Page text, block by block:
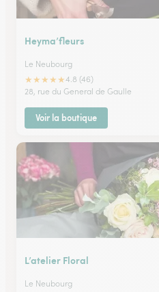
Heyma’fleurs
Le Neubourg
★★★★★4.8 (46)
28, rue du General de Gaulle
Voir la boutique
L’atelier Floral
Le Neubourg